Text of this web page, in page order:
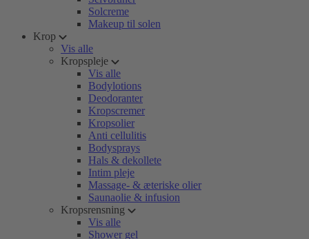
Solcreme
Makeup til solen
Krop
Vis alle
Kropspleje
Vis alle
Bodylotions
Deodoranter
Kropscremer
Kropsolier
Anti cellulitis
Bodysprays
Hals & dekollete
Intim pleje
Massage- & æteriske olier
Saunaolie & infusion
Kropsrensning
Vis alle
Shower gel